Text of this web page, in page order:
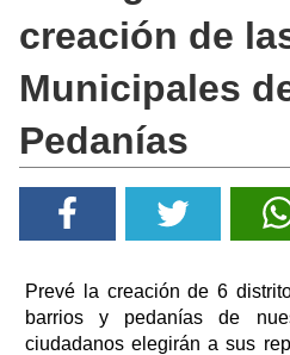
creación de
Municipales
Pedanías
Prevé la creación de 6
barrios y pedanías de
ciudadanos elegirán a sus